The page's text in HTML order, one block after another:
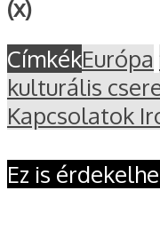
(x)
CímkékEurópa
kulturális
Kapcsolatok
Ez is